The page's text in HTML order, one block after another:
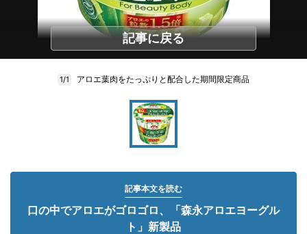
記事に戻る
1/1 アロエ葉肉をたっぷりと配合した期間限定商品
記事本文を読む
口の中でアロエがゴロゴロ、「森永アロエヨーグル
ト」新製品